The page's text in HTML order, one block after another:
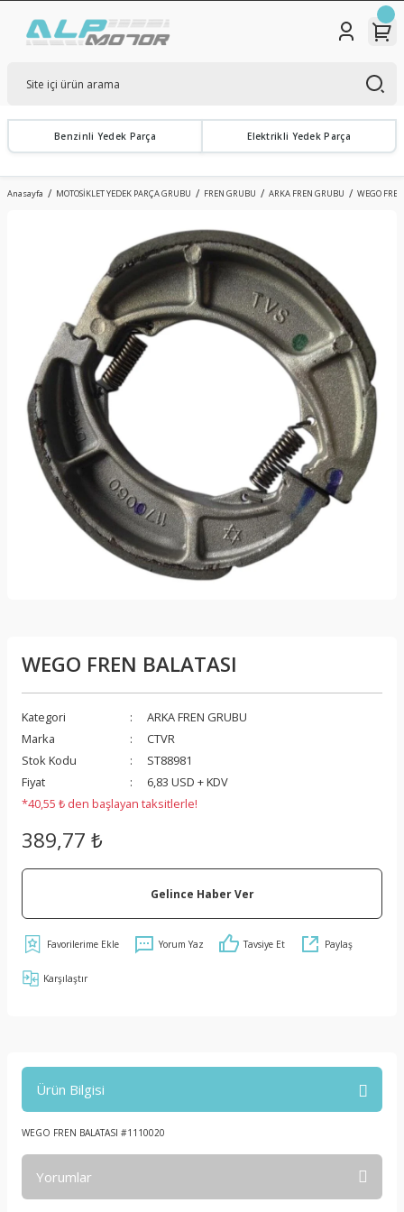
Benzinli Yedek Parça Elektrikli Yedek Parça
Anasayfa MOTOSİKLET YEDEK PARÇA GRUBU FREN GRUBU ARKA FREN GRUBU WEGO
WEGO FREN BALATASI
Kategori
ARKA FREN GRUBU
Marka
CTVR
Stok Kodu
ST88981
Fiyat
6,83 USD + KDV
*40,55 ₺ den başlayan taksitlerle!
389,77 ₺
Gelince Haber Ver
Yorum Yaz Tavsiye Et Paylaş
Karşılaştır
Ürün Bilgisi
WEGO FREN BALATASI #1110020
Yorumlar